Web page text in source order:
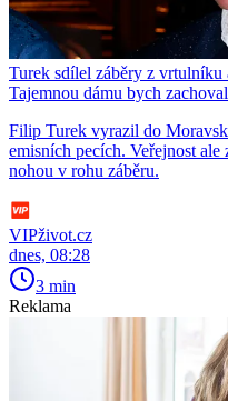
Turek sdílel záběry z
Tajemnou dámu bych
Filip Turek vyrazil do
emisních pecích. Veřejnost
nohou v rohu záběru.
VIPživot.cz
dnes, 08:28
3 min
Reklama